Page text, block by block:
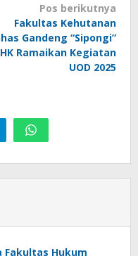
Pos berikutnya
Fakultas Kehutanan
Gandeng “Sipongi”
Ramaikan Kegiatan
UOD 2025
Fakultas Hukum